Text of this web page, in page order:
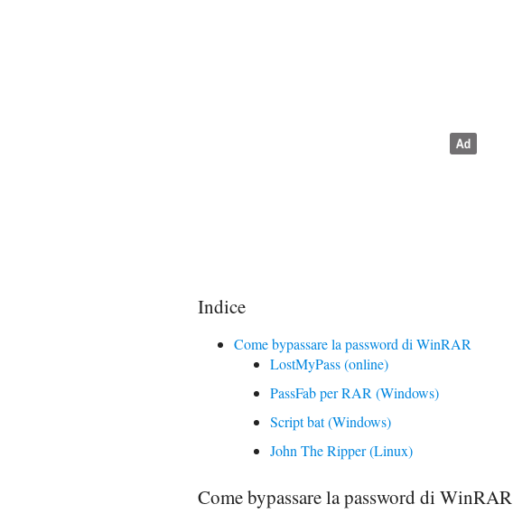
Indice
Come bypassare la password di WinRAR
LostMyPass (online)
PassFab per RAR (Windows)
Script bat (Windows)
John The Ripper (Linux)
Come bypassare la password di WinRAR